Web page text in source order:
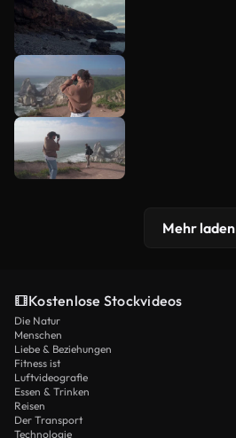
Mehr laden
Kostenlose Stockvideos
Die Natur
Menschen
Liebe & Beziehungen
Fitness ist
Luftvideografie
Essen & Trinken
Reisen
Der Transport
Technologie